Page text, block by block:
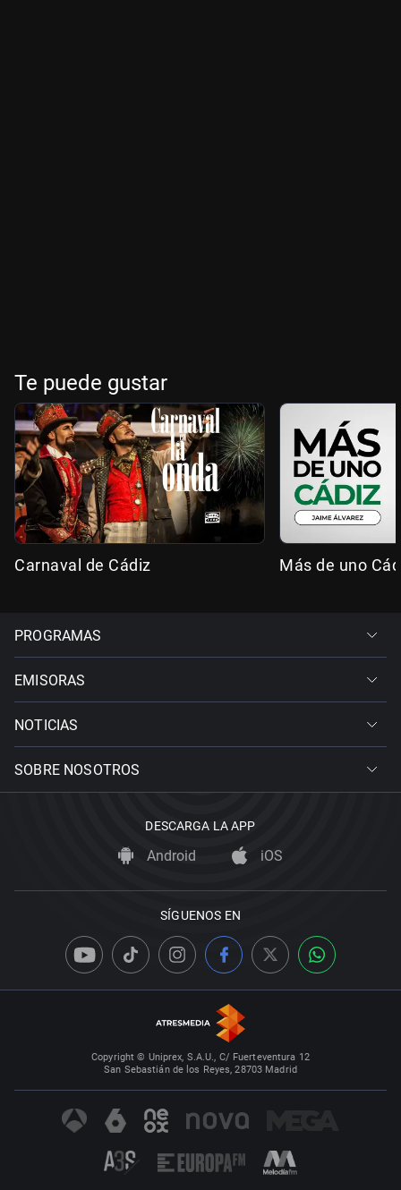
Te puede gustar
Carnaval de Cádiz Más de uno
PROGRAMAS
EMISORAS
NOTICIAS
SOBRE NOSOTROS
DESCARGA LA APP
Android iOS
SÍGUENOS EN
Copyright © Uniprex, S.A.U., C/ Fuerteventura 12
San Sebastián de los Reyes, 28703 Madrid